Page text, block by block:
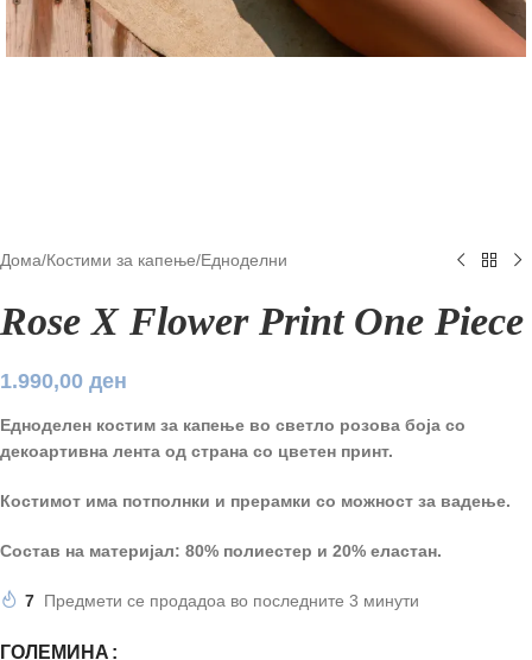
Дома/Костими за капење/Едноделни
Rose X Flower Print One Piece
1.990,00 ден
Едноделен костим за капење во светло розова боја со
декоартивна лента од страна со цветен принт.
Костимот има потполнки и прерамки со можност за вадење.
Состав на материјал: 80% полиестер и 20% еластан.
7 Предмети се продадоа во последните 3 минути
ГОЛЕМИНА